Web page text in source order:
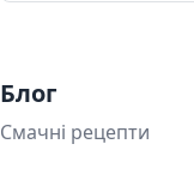
Блог
Смачні рецепти